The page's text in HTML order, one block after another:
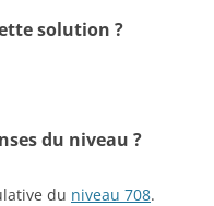
solution ?
du niveau ?
du niveau 708.